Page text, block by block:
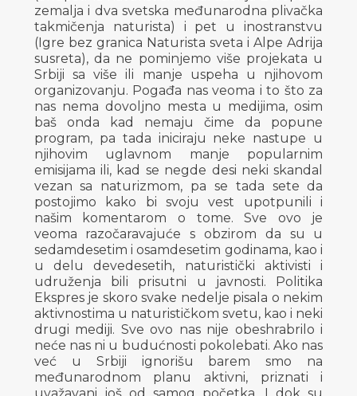
zemalja i dva svetska međunarodna plivačka
takmičenja naturista) i pet u inostranstvu
(Igre bez granica Naturista sveta i Alpe Adrija
susreta), da ne pominjemo više projekata u
Srbiji sa više ili manje uspeha u njihovom
organizovanju. Pogađa nas veoma i to što za
nas nema dovoljno mesta u medijima, osim
baš onda kad nemaju čime da popune
program, pa tada iniciraju neke nastupe u
njihovim uglavnom manje popularnim
emisijama ili, kad se negde desi neki skandal
vezan sa naturizmom, pa se tada sete da
postojimo kako bi svoju vest upotpunili i
našim komentarom o tome. Sve ovo je
veoma razočaravajuće s obzirom da su u
sedamdesetim i osamdesetim godinama, kao i
u delu devedesetih, naturistički aktivisti i
udruženja bili prisutni u javnosti. Politika
Ekspres je skoro svake nedelje pisala o nekim
aktivnostima u naturističkom svetu, kao i neki
drugi mediji. Sve ovo nas nije obeshrabrilo i
neće nas ni u budućnosti pokolebati. Ako nas
već u Srbiji ignorišu barem smo na
međunarodnom planu aktivni, priznati i